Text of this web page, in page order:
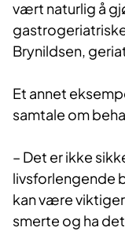
vært naturlig å
Brynildsen,
Et annet
samtale om
– Det er ikke
livsforlengende
kan være
smerte og ha